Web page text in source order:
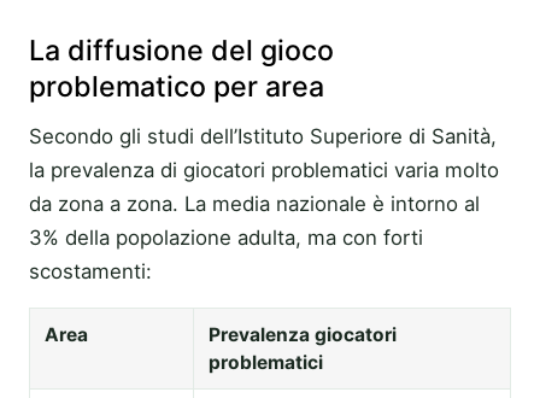
La diffusione del gioco
problematico per area
Secondo gli studi dell’Istituto Superiore di Sanità,
la prevalenza di giocatori problematici varia molto
da zona a zona. La media nazionale è intorno al
3% della popolazione adulta, ma con forti
scostamenti:
Area
Prevalenza giocatori
problematici